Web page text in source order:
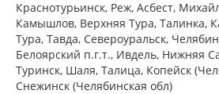
Краснотурьинск, Реж, Асбест,
Камышлов, Верхняя Тура, Талинка,
Тура, Тавда, Североуральск,
Белоярский п.г.т., Ивдель, Нижняя
Туринск, Шаля, Талица, Копейск
Снежинск (Челябинская обл)